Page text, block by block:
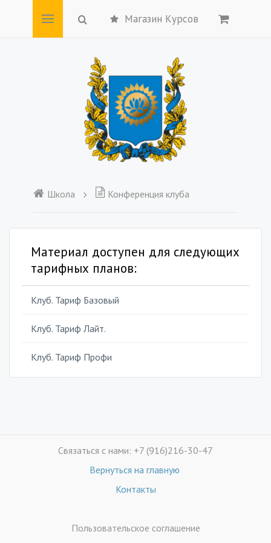
Магазин Курсов
Школа Конференция клуба
Материал доступен для следующих
тарифных планов:
Клуб. Тариф Базовый
Клуб. Тариф Лайт.
Клуб. Тариф Профи
Связаться с нами: +7 (916)216-30-47
Вернуться на главную
Контакты
Пользовательское соглашение